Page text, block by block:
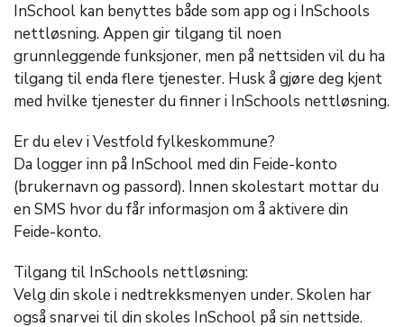
InSchool kan benyttes både som app og i InSchools
nettløsning. Appen gir tilgang til noen
grunnleggende funksjoner, men på nettsiden vil du ha
tilgang til enda flere tjenester. Husk å gjøre deg kjent
med hvilke tjenester du finner i InSchools nettløsning.
Er du elev i Vestfold fylkeskommune?
Da logger inn på InSchool med din Feide-konto
(brukernavn og passord). Innen skolestart mottar du
en SMS hvor du får informasjon om å aktivere din
Feide-konto.
Tilgang til InSchools nettløsning:
Velg din skole i nedtrekksmenyen under. Skolen har
også snarvei til din skoles InSchool på sin nettside.